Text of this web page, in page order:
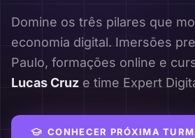
Domine os três pilares que
economia digital. Imersões
Paulo, formações online e
Lucas Cruz e time Expert
CONHECER PRÓXIMA